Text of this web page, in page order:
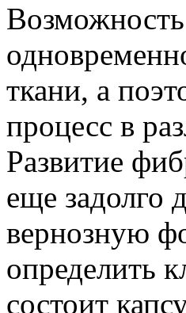
ткани, а
процесс в
Развитие
еще задолго
вернозную
определить
состоит